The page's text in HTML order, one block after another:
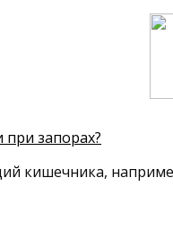
запорах?
кишечника,